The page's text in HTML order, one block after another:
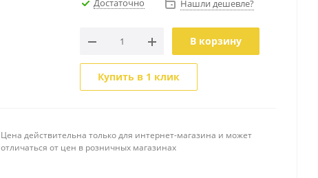
Достаточно Нашли дешевле?
В корзину
Купить в 1 клик
Цена действительна только для интернет-магазина и может
отличаться от цен в розничных магазинах